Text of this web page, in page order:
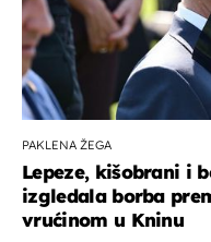
PAKLENA ŽEGA
Lepeze, kišobrani i
izgledala borba
vrućinom u Kninu